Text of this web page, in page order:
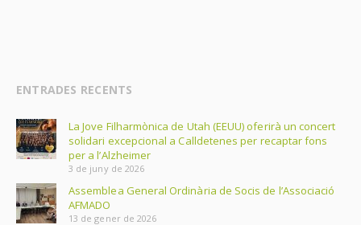
ENTRADES RECENTS
La Jove Filharmònica de Utah (EEUU) oferirà un concert
solidari excepcional a Calldetenes per recaptar fons
per a l’Alzheimer
3 de juny de 2026
Assemblea General Ordinària de Socis de l’Associació
AFMADO
13 de gener de 2026